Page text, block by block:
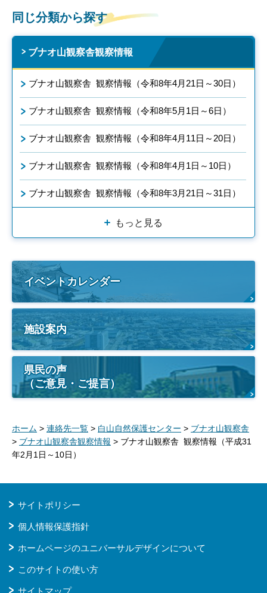
同じ分類から探す
ブナオ山観察舎観察情報
ブナオ山観察舎 観察情報（令和8年4月21日～30日）
ブナオ山観察舎 観察情報（令和8年5月1日～6日）
ブナオ山観察舎 観察情報（令和8年4月11日～20日）
ブナオ山観察舎 観察情報（令和8年4月1日～10日）
ブナオ山観察舎 観察情報（令和8年3月21日～31日）
もっと見る
イベントカレンダー
施設案内
県民の声
（ご意見・ご提言）
ホーム > 連絡先一覧 > 白山自然保護センター > ブナオ山観察舎
> ブナオ山観察舎観察情報 > ブナオ山観察舎 観察情報（平成31
年2月1日～10日）
サイトポリシー
個人情報保護指針
ホームページのユニバーサルデザインについて
このサイトの使い方